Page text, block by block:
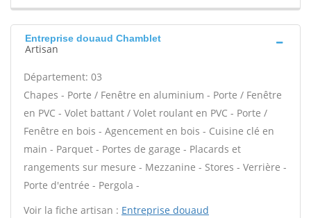
Entreprise douaud Chamblet
Artisan
Département: 03
Chapes - Porte / Fenêtre en aluminium - Porte / Fenêtre
en PVC - Volet battant / Volet roulant en PVC - Porte /
Fenêtre en bois - Agencement en bois - Cuisine clé en
main - Parquet - Portes de garage - Placards et
rangements sur mesure - Mezzanine - Stores - Verrière -
Porte d'entrée - Pergola -
Voir la fiche artisan : Entreprise douaud